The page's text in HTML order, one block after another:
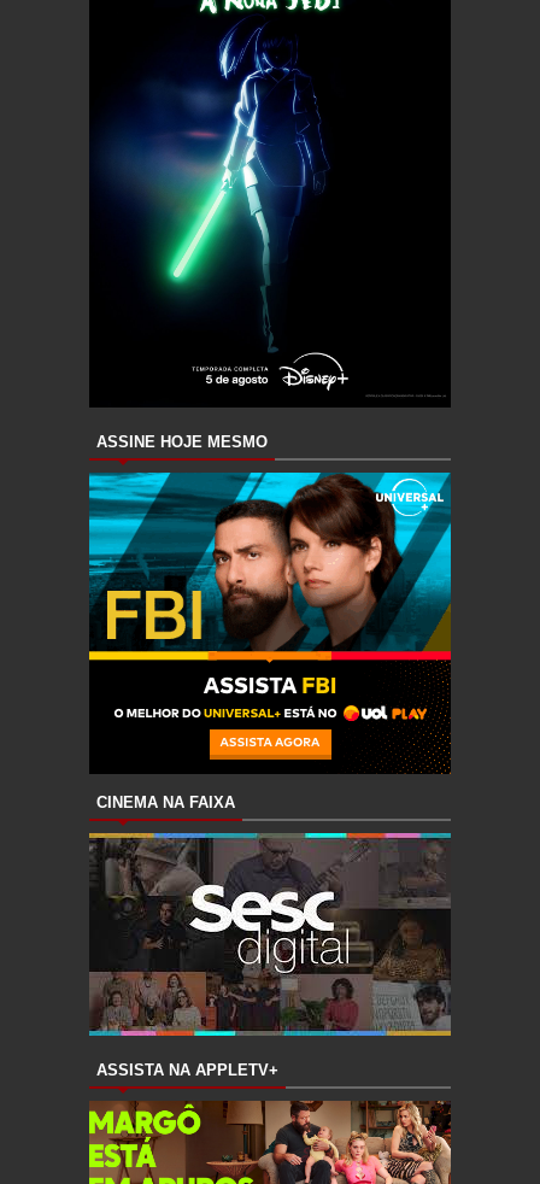
ASSINE HOJE MESMO
CINEMA NA FAIXA
ASSISTA NA APPLETV+